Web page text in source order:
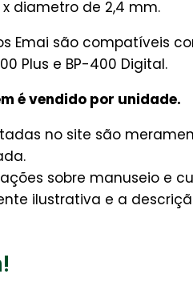
diametro de 2,4 mm.
Emai são compatíveis
Plus e BP-400 Digital.
é vendido por unidade.
no site são
sobre manuseio e
ilustrativa e a